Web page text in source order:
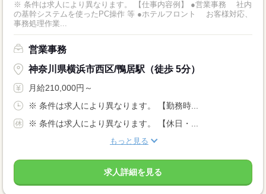
※ 条件は求人により異なります。 【仕事内容例】 ●営業事務 社内
の基幹システムを使ったPC操作 等 ●ホテルフロント お客様対応、
事務処理作業...
営業事務
神奈川県横浜市西区/鴨居駅（徒歩 5分）
月給210,000円～
※ 条件は求人により異なります。 【勤務時...
※ 条件は求人により異なります。 【休日・...
もっと見る
求人詳細を見る